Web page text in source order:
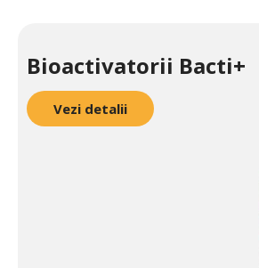
Bioactivatorii Bacti+
Vezi detalii